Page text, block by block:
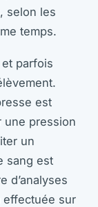
selon les
temps.
parfois
est
une pression
un
sang est
d’analyses
effectuée sur